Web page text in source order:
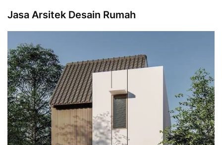
Jasa Arsitek Desain Rumah